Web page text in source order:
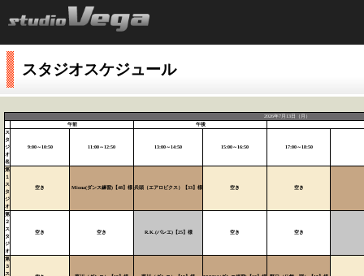
スタジオスケジュール
2026年7月13日（月）
午前
午後
ス
タ
ジ
オ
名
9:00～10:50 11:00～12:50 13:00～14:50 15:00～16:50 17:00～18:50
第
１
ス
タ
ジ
オ
空き Miona(ダンス練習)【48】様 兵頭（エアロビクス）【33】様 空き 空き
第
２
ス
タ
ジ
オ
空き 空き R.K.(バレエ)【25】様 空き 空き
第
３
ス